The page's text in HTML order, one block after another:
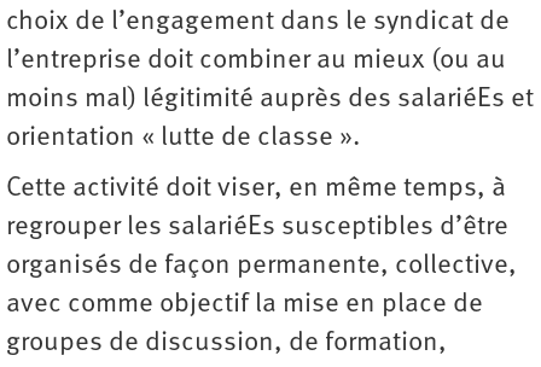
choix de l’engagement dans le syndicat de
l’entreprise doit combiner au mieux (ou au
moins mal) légitimité auprès des salariéEs et
orientation « lutte de classe ».
Cette activité doit viser, en même temps, à
regrouper les salariéEs susceptibles d’être
organisés de façon permanente, collective,
avec comme objectif la mise en place de
groupes de discussion, de formation,